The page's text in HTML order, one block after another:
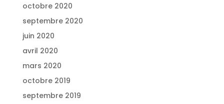
octobre 2020
septembre 2020
juin 2020
avril 2020
mars 2020
octobre 2019
septembre 2019